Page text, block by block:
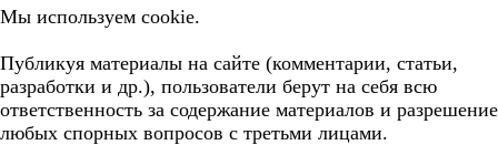
Мы используем cookie.
Публикуя материалы на сайте (комментарии, статьи,
разработки и др.), пользователи берут на себя всю
ответственность за содержание материалов и разрешение
любых спорных вопросов с третьми лицами.